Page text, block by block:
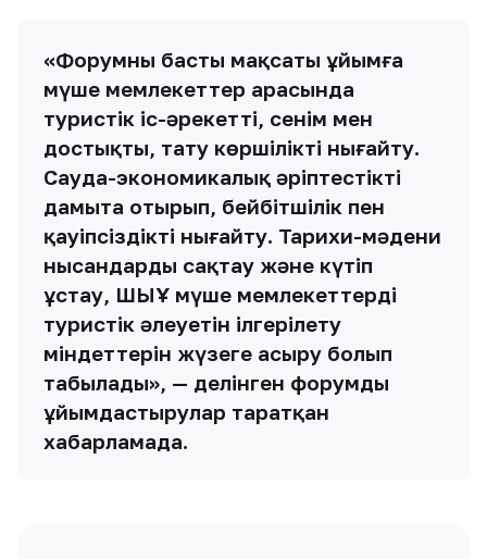
«Форумның басты мақсаты ұйымға
мүше мемлекеттер арасында
туристік іс-әрекетті, сенім мен
достықты, тату көршілікті нығайту.
Сауда-экономикалық әріптестікті
дамыта отырып, бейбітшілік пен
қауіпсіздікті нығайту. Тарихи-мәдени
нысандарды сақтау және күтіп
ұстау, ШЫҰ мүше мемлекеттердің
туристік әлеуетін ілгерілету
міндеттерін жүзеге асыру болып
табылады», — делінген форумды
ұйымдастырулар таратқан
хабарламада.